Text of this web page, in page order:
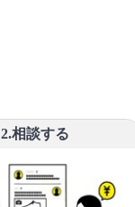
2.相談する